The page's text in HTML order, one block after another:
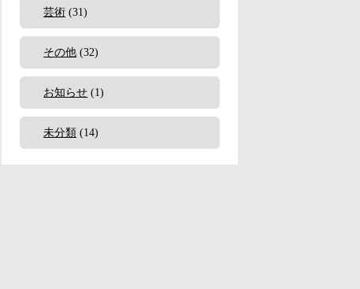
芸術 (31)
その他 (32)
お知らせ (1)
未分類 (14)